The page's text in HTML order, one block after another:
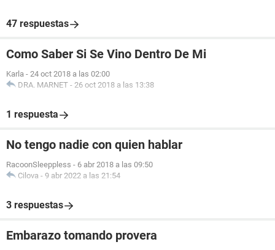
47 respuestas
Como Saber Si Se Vino Dentro De Mi
Karla - 24 oct 2018 a las 02:00
DRA. MARNET - 26 oct 2018 a las 13:38
1 respuesta
No tengo nadie con quien hablar
RacoonSleeppless - 6 abr 2018 a las 09:50
Cilova - 9 abr 2022 a las 21:54
3 respuestas
Embarazo tomando provera